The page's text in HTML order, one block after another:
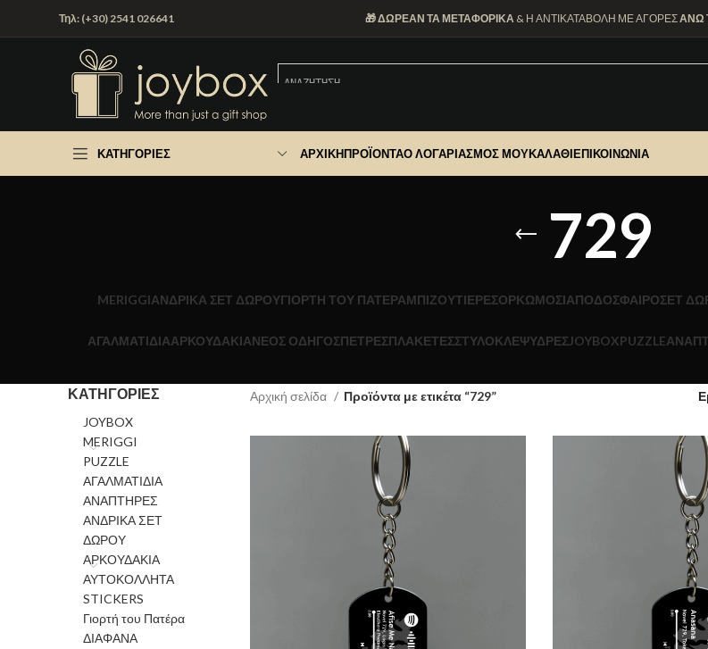
Τηλ: (+30) 2541 026641 🎁 ΔΩΡΕΑΝ ΤΑ ΜΕΤΑΦΟΡΙΚΑ & Η ΑΝΤΙΚΑΤΑΒΟΛΗ ΜΕ ΑΓΟΡΕΣΑΝΩ
ΚΑΤΗΓΟΡΊΕΣ ΑΡΧΙΚΉΠΡΟΪΌΝΤΑΟ ΛΟΓΑΡΙΑΣΜΌΣ ΜΟΥΚΑΛΆΘΙΕΠΙΚΟΙΝΩΝΊΑ
729
MERIGGIΑΝΔΡΙΚΑ ΣΕΤ ΔΩΡΟΥΓΙΟΡΤΉ ΤΟΥ ΠΑΤΈΡΑΜΠΙΖΟΥΤΙΕΡΕΣΟΡΚΩΜΟΣΙΑΠΟΔΟΣΦΑΙΡΟΣΕΤ
ΑΓΑΛΜΑΤΙΔΙΑΑΡΚΟΥΔΑΚΙΑΝΕΟΣ ΟΔΗΓΟΣΠΕΤΡΕΣΠΛΑΚΕΤΕΣΣΤΥΛΟΚΛΕΨΥΔΡΕΣJOYBOXPUZZLE
ΚΑΤΗΓΟΡΊΕΣ
JOYBOX
MERIGGI
PUZZLE
ΑΓΑΛΜΑΤΙΔΙΑ
ΑΝΑΠΤΗΡΕΣ
ΑΝΔΡΙΚΑ ΣΕΤ
ΔΩΡΟΥ
ΑΡΚΟΥΔΑΚΙΑ
ΑΥΤΟΚΟΛΛΗΤΑ
STICKERS
Γιορτή του Πατέρα
ΔΙΑΦΑΝΑ
Αρχική σελίδα Προϊόντα με ετικέτα “729”